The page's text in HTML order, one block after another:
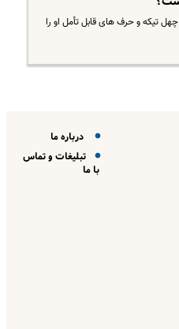
تیکه و حرف های قابل تأمل او را
درباره ما
تبلیغات و تماس
با ما